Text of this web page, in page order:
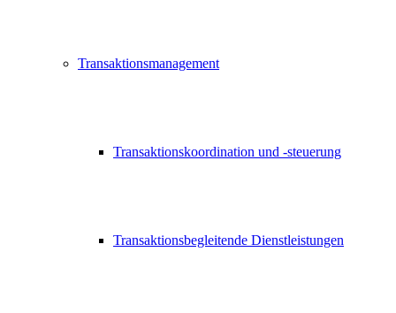
Transaktionsmanagement
Transaktionskoordination und -steuerung
Transaktionsbegleitende Dienstleistungen